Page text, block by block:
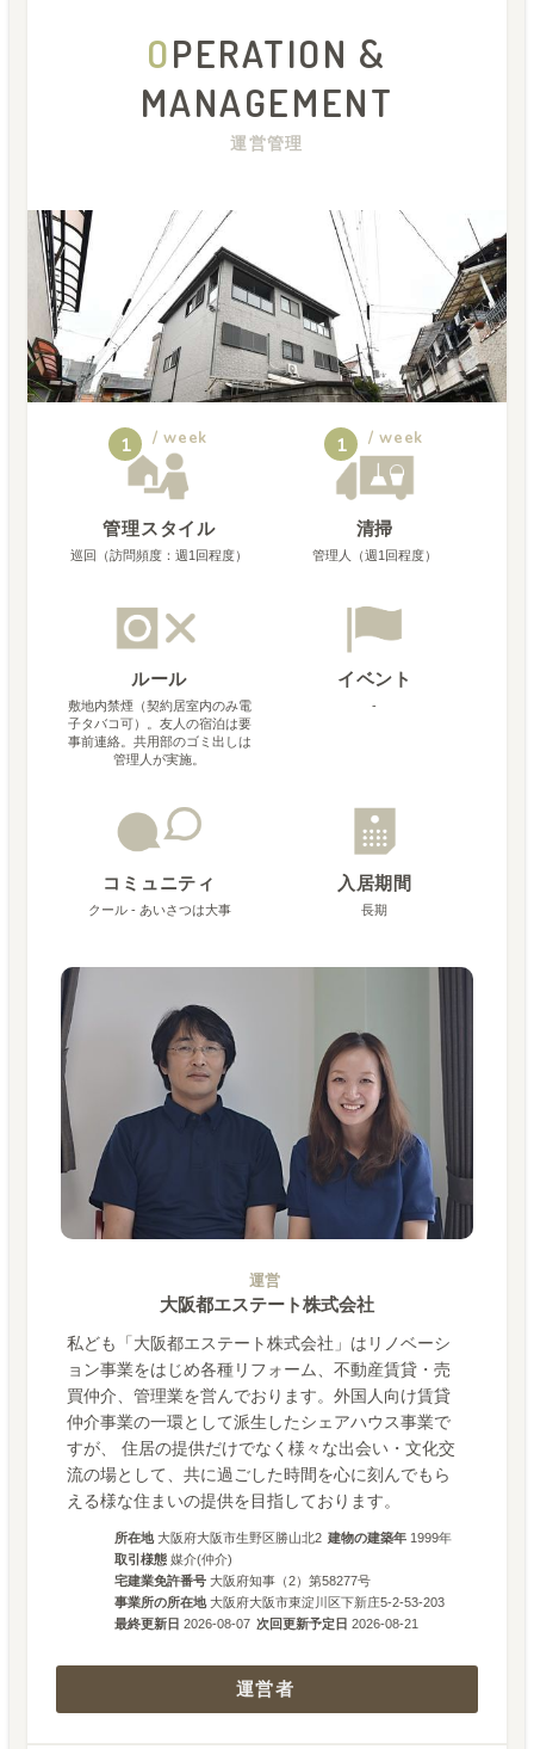
OPERATION &
MANAGEMENT
運営管理
1 / week
管理スタイル
巡回（訪問頻度：週1回程度）
1 / week
清掃
管理人（週1回程度）
ルール
敷地内禁煙（契約居室内のみ電
子タバコ可）。友人の宿泊は要
事前連絡。共用部のゴミ出しは
管理人が実施。
イベント
-
コミュニティ
クール - あいさつは大事
入居期間
長期
運営
大阪都エステート株式会社
私ども「大阪都エステート株式会社」はリノベーシ
ョン事業をはじめ各種リフォーム、不動産賃貸・売
買仲介、管理業を営んでおります。外国人向け賃貸
仲介事業の一環として派生したシェアハウス事業で
すが、 住居の提供だけでなく様々な出会い・文化交
流の場として、共に過ごした時間を心に刻んでもら
える様な住まいの提供を目指しております。
所在地 大阪府大阪市生野区勝山北2 建物の建築年 1999年
取引様態 媒介(仲介)
宅建業免許番号 大阪府知事（2）第58277号
事業所の所在地 大阪府大阪市東淀川区下新庄5-2-53-203
最終更新日 2026-08-07 次回更新予定日 2026-08-21
運営者